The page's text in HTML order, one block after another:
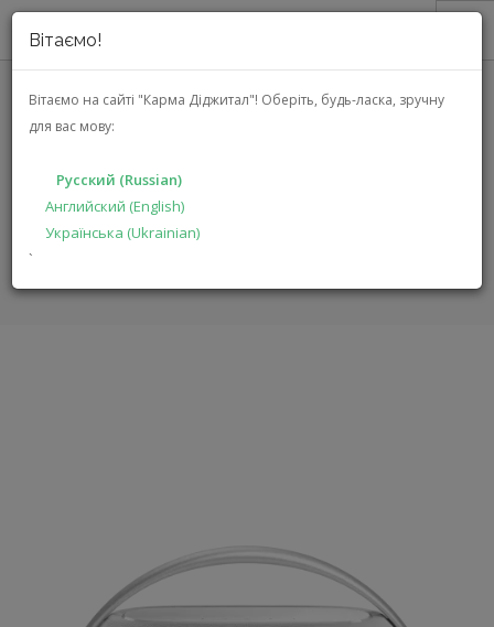
Вітаємо!
Вітаємо на сайті "Карма Діджитал"! Оберіть, будь-ласка, зручну
для вас мову:
Русский (Russian)
Английский (English)
Українська (Ukrainian)
`
О НАС
АКЦИИ
РЕШЕНИЯ
ПРОИЗВОДИТЕЛЯМ
(HKGOPLAY3GRYEP)
ГЛАВНАЯ КАТАЛОГ